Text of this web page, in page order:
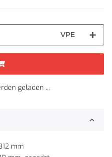
VPE
geladen ...
mm